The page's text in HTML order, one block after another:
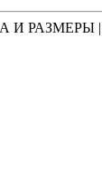
И РАЗМЕРЫ